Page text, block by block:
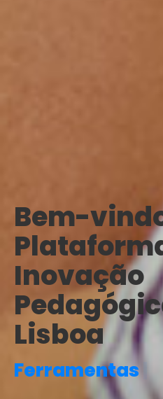
Bem-
Inovação
Lisboa
Ferramentas D